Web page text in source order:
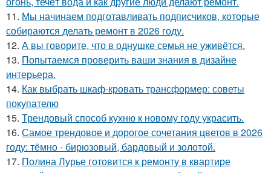
11. Мы начинаем подготавливать подписчиков, которые
собираются делать ремонт в 2026 году.
12. А вы говорите, что в однушке семья не уживётся.
13. Попытаемся проверить ваши знания в дизайне
интерьера.
14. Как выбрать шкаф-кровать трансформер: советы
покупателю
15. Трендовый способ кухню к новому году украсить.
16. Самое трендовое и дорогое сочетания цветов в 2026
году: тёмно - бирюзовый, бардовый и золотой.
17. Полина Лурье готовится к ремонту в квартире